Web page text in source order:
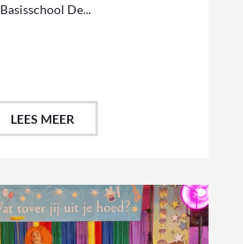
Basisschool De...
LEES MEER